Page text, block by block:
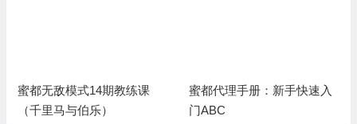
蜜都无敌模式14期教练课
（千里马与伯乐）
蜜都代理手册：新手快速入
门ABC